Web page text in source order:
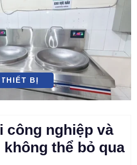
BỊ
công nghiệp và
thể bỏ qua